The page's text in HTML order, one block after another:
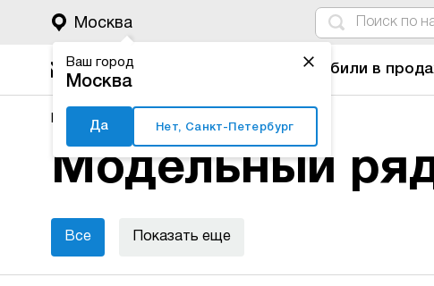
Москва
Ваш город
Москва
Да Нет, Санкт-Петербург
Автомобили в
Major Auto
Модельный
Все Показать еще